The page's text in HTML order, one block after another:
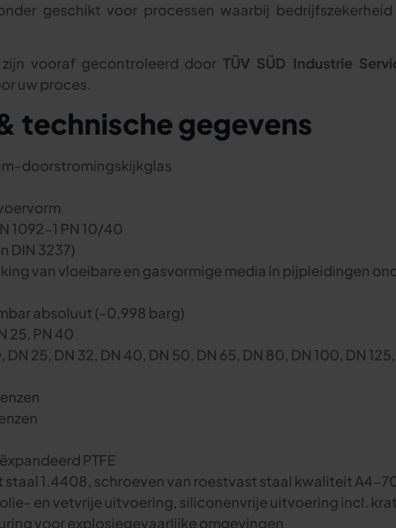
geschikt voor processen waarbij
vooraf gecontroleerd door TÜV SÜD Industrie
uw proces.
technische gegevens
doorstromingskijkglas
1092-1 PN 10/40
DIN 3237)
van vloeibare en gasvormige media in pijpleidingen
absoluut (-0,998 barg)
25, PN 40
DN 25, DN 32, DN 40, DN 50, DN 65, DN 80, DN 100, DN
PTFE
staal 1.4408, schroeven van roestvast staal kwaliteit A4-
en vetvrije uitvoering, siliconenvrije uitvoering incl.
voor explosiegevaarlijke omgevingen